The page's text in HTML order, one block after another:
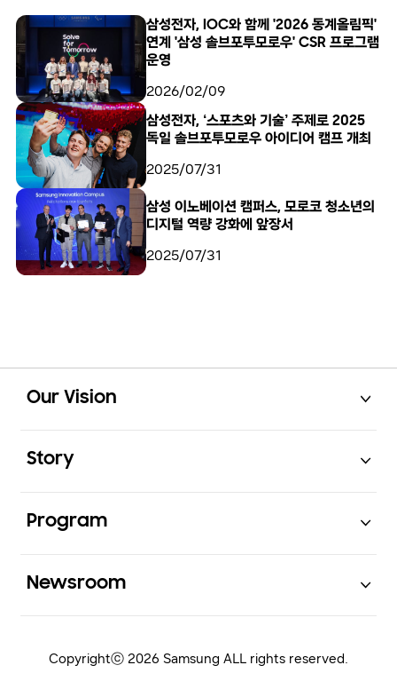
삼성전자, IOC와 함께 '2026 동계올림픽'
연계 '삼성 솔브포투모로우' CSR 프로그램
운영
2026/02/09
삼성전자, ‘스포츠와 기술’ 주제로 2025
독일 솔브포투모로우 아이디어 캠프 개최
2025/07/31
삼성 이노베이션 캠퍼스, 모로코 청소년의
디지털 역량 강화에 앞장서
2025/07/31
Our Vision
Story
Program
Newsroom
Copyrightⓒ 2026 Samsung ALL rights reserved.